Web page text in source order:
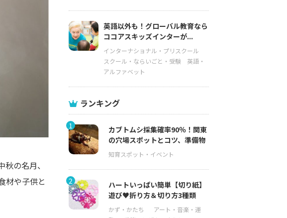
の名月、
材や子供と
英語以外も！グローバル教育なら
ココアスキッズインターが...
インターナショナル・プリスクール
スクール・ならいごと・受験
英語・
アルファベット
ランキング
1
カブトムシ採集確率90％！関東
の穴場スポットとコツ、準備物
2
ハートいっぱい簡単【切り紙】
遊び♥折り方＆切り方3種類